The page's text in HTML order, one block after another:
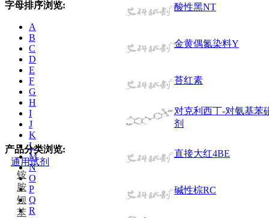
字母排序浏览:
A
B
C
D
E
F
G
H
I
J
K
L
M
N
O
P
Q
R
产品分类浏览:
通用试剂
铵
胺
钡
苯
酸性黑NT
金黄偶氮染料Y
苔红素
对克利西丁-对氨基苯
剂
直接大红4BE
碱性棕RC